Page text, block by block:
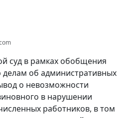
суд в рамках обобщения
делам об административных
о невозможности
в нарушении
работников, в том